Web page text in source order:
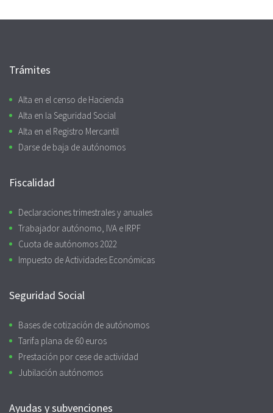
Trámites
Alta en el censo de Hacienda
Alta en la Seguridad Social
Alta en el Registro Mercantil
Darse de baja de autónomos
Fiscalidad
Declaraciones trimestrales y anuales
Trabajador autónomo, IVA e IRPF
Cuota de autónomos 2022
Impuesto de Actividades Económicas
Seguridad Social
Bases de cotización de autónomos
Tarifa plana de 60 euros
Prestación por cese de actividad
Jubilación autónomos
Ayudas y subvenciones